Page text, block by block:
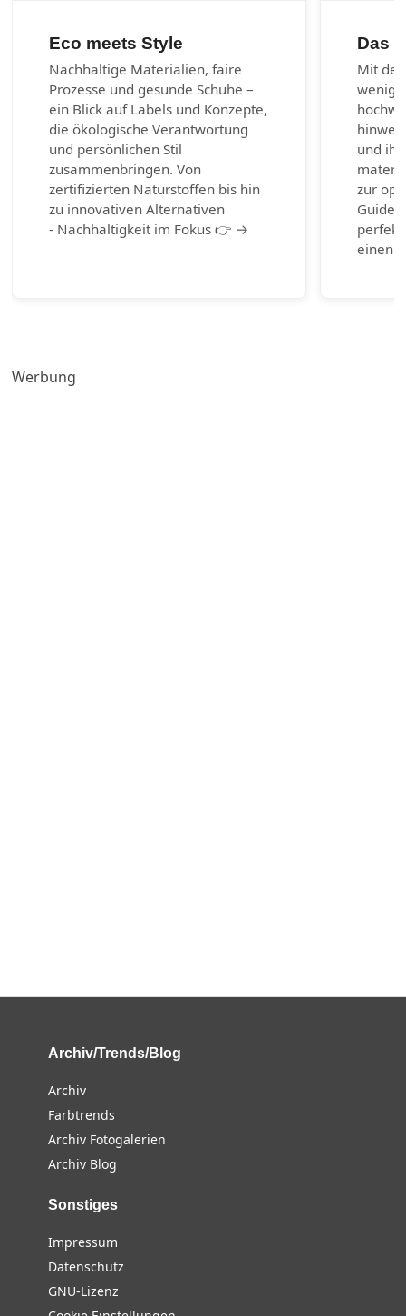
Eco meets Style
Nachhaltige Materialien, faire
Prozesse und gesunde Schuhe –
ein Blick auf Labels und Konzepte,
die ökologische Verantwortung
und persönlichen Stil
zusammenbringen. Von
zertifizierten Naturstoffen bis hin
zu innovativen Alternativen
- Nachhaltigkeit im Fokus 👉 →
Das
Mit
wenig
und
zur
Guide
einen
Werbung
Archiv/Trends/Blog
Archiv
Farbtrends
Archiv Fotogalerien
Archiv Blog
Sonstiges
Impressum
Datenschutz
GNU-Lizenz